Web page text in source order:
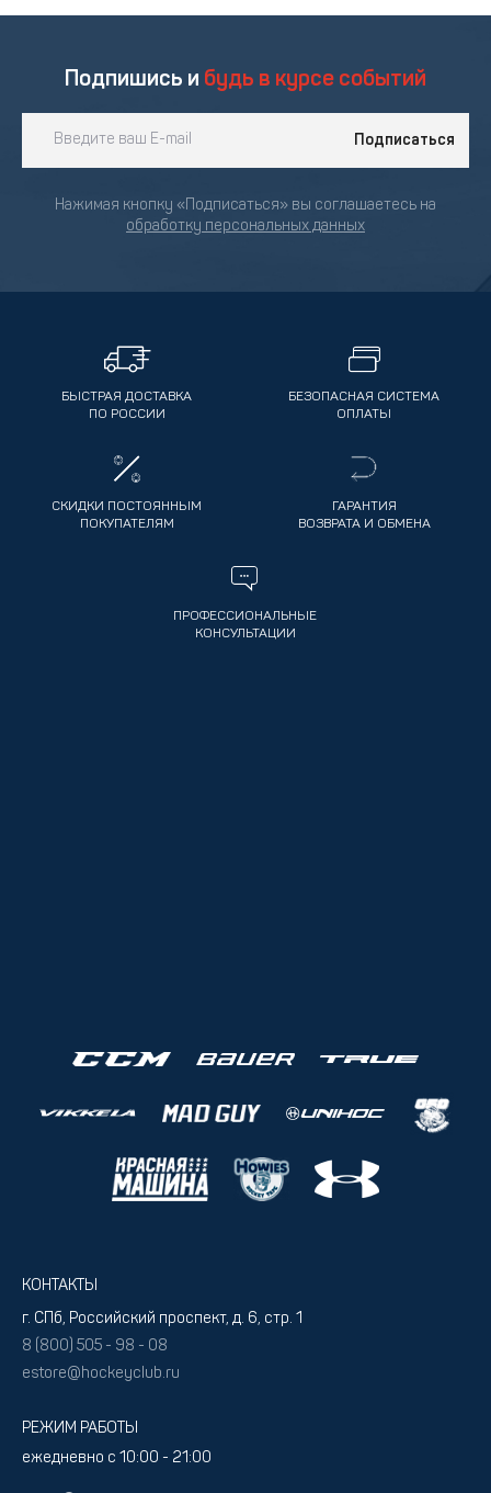
Подпишись и будь в курсе событий
Подписаться
Нажимая кнопку «Подписаться» вы соглашаетесь на
обработку персональных данных
БЫСТРАЯ ДОСТАВКА
ПО РОССИИ
БЕЗОПАСНАЯ СИСТЕМА
ОПЛАТЫ
СКИДКИ ПОСТОЯННЫМ
ПОКУПАТЕЛЯМ
ГАРАНТИЯ
ВОЗВРАТА И ОБМЕНА
ПРОФЕССИОНАЛЬНЫЕ
КОНСУЛЬТАЦИИ
КОНТАКТЫ
г. СПб, Российский проспект, д. 6, стр. 1
8 (800) 505 - 98 - 08
estore@hockeyclub.ru
РЕЖИМ РАБОТЫ
ежедневно с 10:00 - 21:00